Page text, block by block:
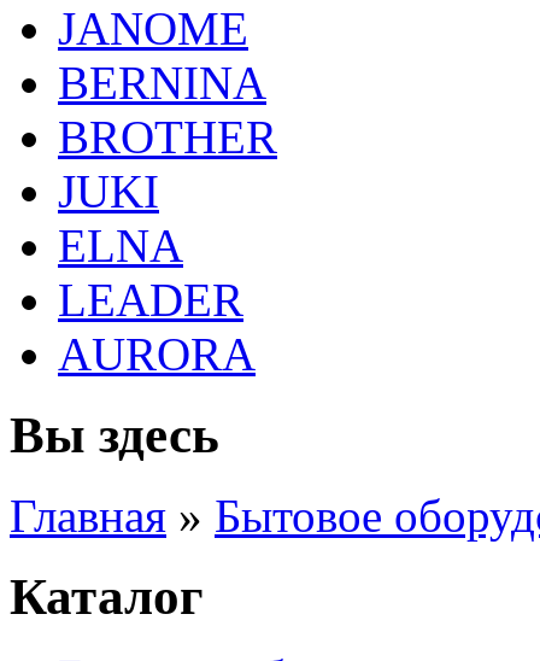
JANOME
BERNINA
BROTHER
JUKI
ELNA
LEADER
AURORA
Вы здесь
Главная » Бытовое
Каталог